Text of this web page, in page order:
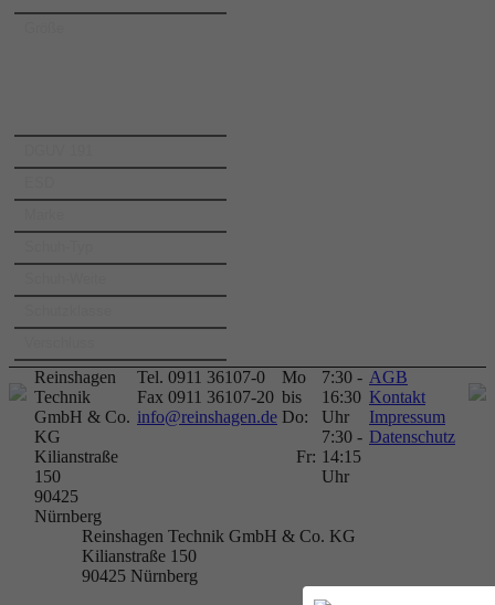
Reinshagen
Technik
GmbH & Co.
KG
Kilianstraße
150
90425
Nürnberg
Tel. 0911 36107-0
Fax 0911 36107-20
info@reinshagen.de
Mo
bis
Do:
7:30 -
16:30
Uhr
Fr:
7:30 -
14:15
Uhr
AGB
Kontakt
Impressum
Datenschutz
Reinshagen Technik GmbH & Co. KG
Kilianstraße 150
90425 Nürnberg